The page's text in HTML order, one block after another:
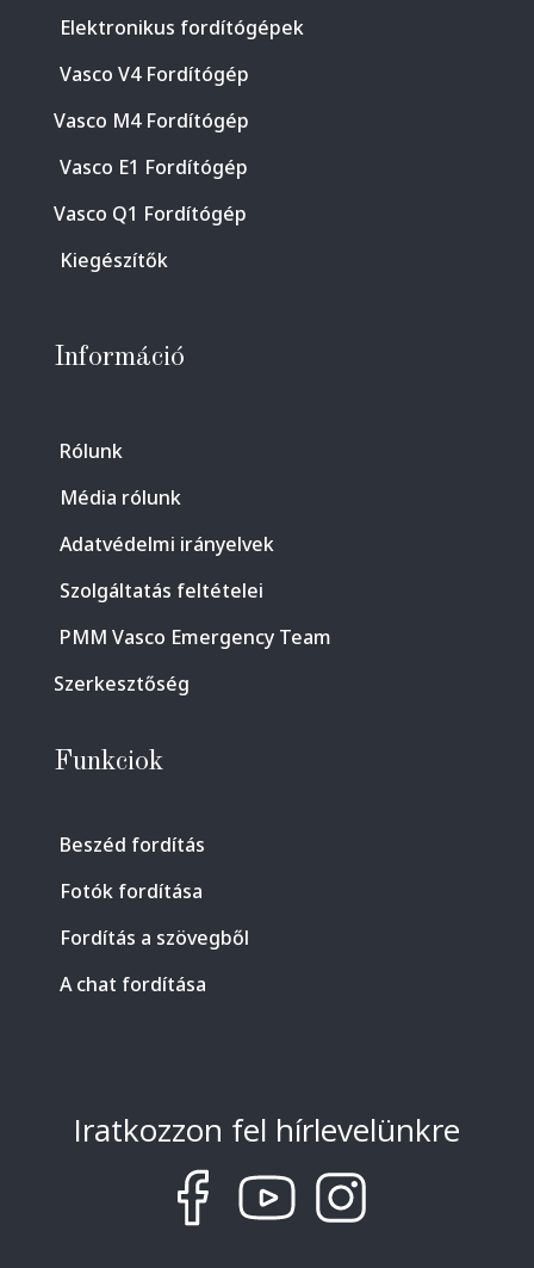
Elektronikus fordítógépek
Vasco V4 Fordítógép
Vasco M4 Fordítógép
Vasco E1 Fordítógép
Vasco Q1 Fordítógép
Kiegészítők
Információ
Rólunk
Média rólunk
Adatvédelmi irányelvek
Szolgáltatás feltételei
PMM Vasco Emergency Team
Szerkesztőség
Funkciok
Beszéd fordítás
Fotók fordítása
Fordítás a szövegből
A chat fordítása
Iratkozzon fel hírlevelünkre